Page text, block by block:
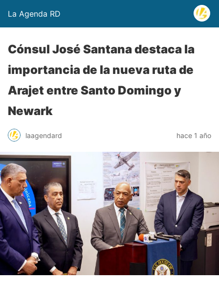
La Agenda RD
Cónsul José Santana destaca la
importancia de la nueva ruta de
Arajet entre Santo Domingo y
Newark
laagendard hace 1 año